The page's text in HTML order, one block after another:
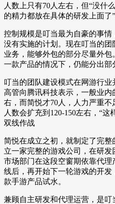
人数上只有70人左右，但“没什
的精力都放在具体的研发上面了”
控制规模是叮当最为自豪的事
没有实施的计划。现在叮当的
业务，能够外包的部分尽量外
一款产品的情况下，仍能分出部
叮当的团队建设模式在网游行业
高管向腾讯科技表示，一般业
右，而简悦才70人，人力严重
人数会扩充到120-150左右，“
双线作战
简悦在成立之初，就制定了完
立一家完整的游戏公司，在研发
市场部门在这段空窗期依靠代
线后，再开始下一轮游戏的开
款手游产品试水。
兼顾自主研发和代理运营，是